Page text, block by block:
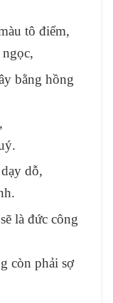
tô điểm,
bằng hồng
dỗ,
là đức công
còn phải sợ